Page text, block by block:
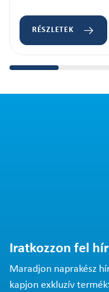
RÉSZLETEK
Iratkozzon fel
Maradjon naprakész
kapjon exkluzív